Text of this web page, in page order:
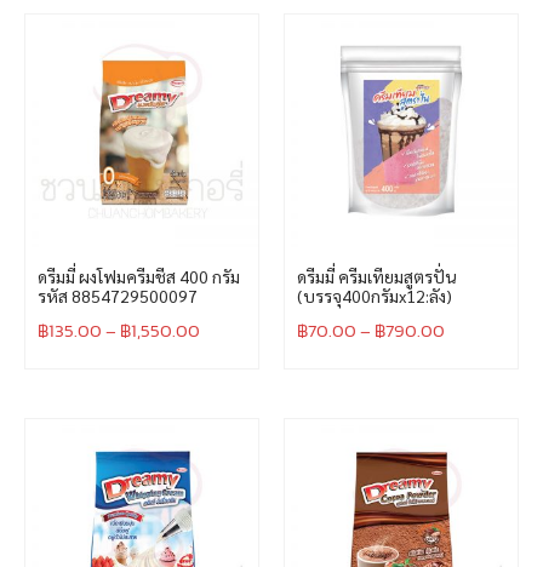
ดรีมมี่ ผงโฟมครีมชีส 400 กรัม
รหัส 8854729500097
฿135.00– ฿1,550.00
ดรีมมี่ ครีมเทียมสูตรปั่น
(บรรจุ400กรัมx12:ลัง)
฿70.00– ฿790.00